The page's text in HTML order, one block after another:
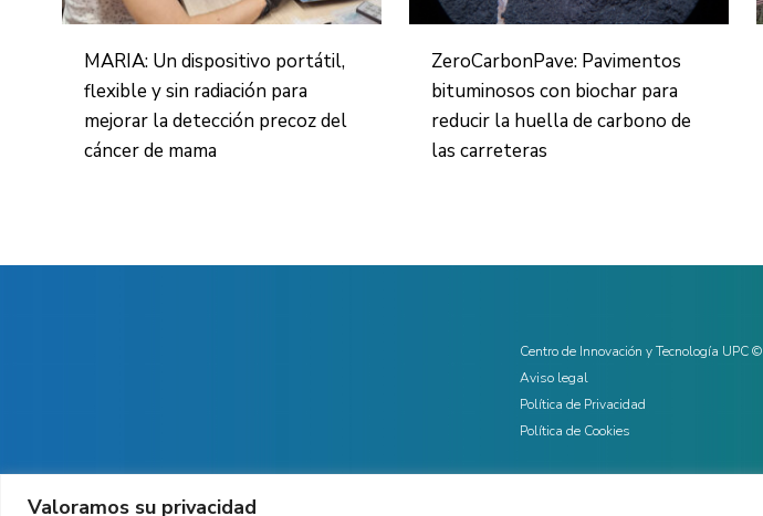
Valoramos su privacidad
MARIA: Un dispositivo portátil,
flexible y sin radiación para
mejorar la detección precoz del
cáncer de mama
ZeroCarbonPave: Pavimentos
bituminosos con biochar para
reducir la huella de carbono de
las carreteras
Centro de Innovación y Tecnología UPC ©
Aviso legal
Política de Privacidad
Política de Cookies